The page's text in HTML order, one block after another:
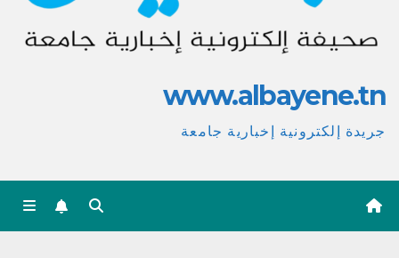
www.albayene.tn
جريدة إلكترونية إخبارية جامعة